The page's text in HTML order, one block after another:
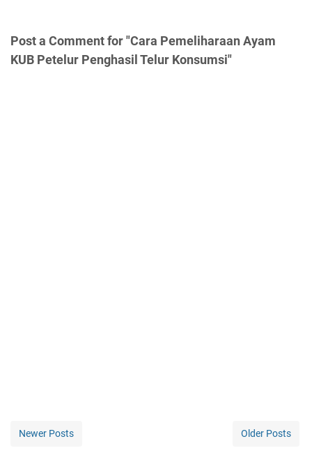
Post a Comment for "Cara Pemeliharaan Ayam
KUB Petelur Penghasil Telur Konsumsi"
Newer Posts Older Posts